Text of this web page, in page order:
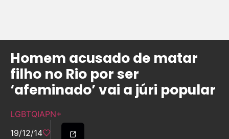
Homem acusado de matar
filho no Rio por ser
‘afeminado’ vai a júri popular
LGBTQIAPN+
19/12/14